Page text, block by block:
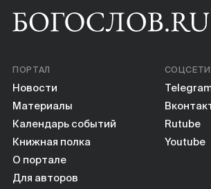
Научные
ПОРТАЛ
Новости
Материалы
Календарь событий
Книжная полка
О портале
Для авторов
СОЦСЕТИ
Rutube
Youtube